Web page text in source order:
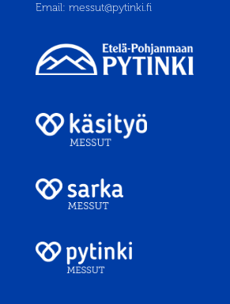
Email: messut@pytinki.fi